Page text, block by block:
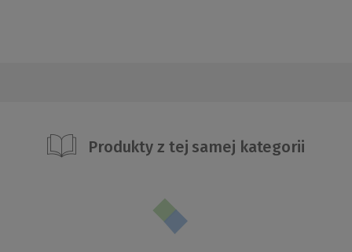
Produkty z tej samej kategorii